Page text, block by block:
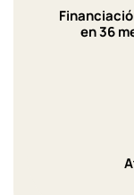
en 36